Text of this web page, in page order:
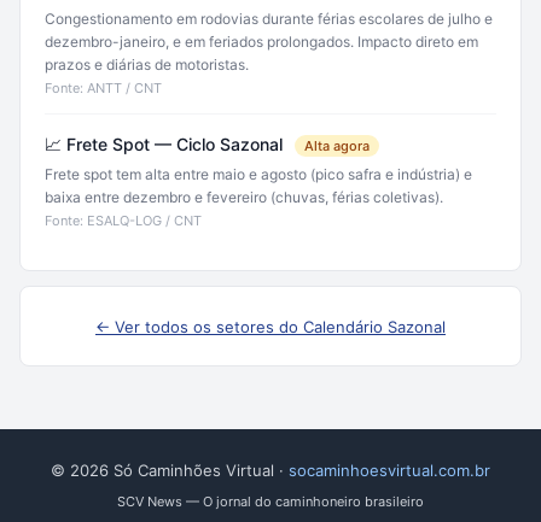
Congestionamento em rodovias durante férias escolares de julho e
dezembro-janeiro, e em feriados prolongados. Impacto direto em
prazos e diárias de motoristas.
Fonte: ANTT / CNT
📈 Frete Spot — Ciclo Sazonal Alta agora
Frete spot tem alta entre maio e agosto (pico safra e indústria) e
baixa entre dezembro e fevereiro (chuvas, férias coletivas).
Fonte: ESALQ-LOG / CNT
← Ver todos os setores do Calendário Sazonal
© 2026 Só Caminhões Virtual · socaminhoesvirtual.com.br
SCV News — O jornal do caminhoneiro brasileiro